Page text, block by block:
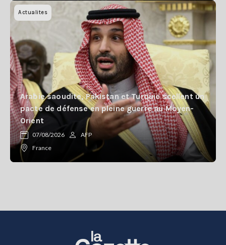
Actualites
Arabie saoudite, Pakistan et Turquie scellent un
pacte de défense en pleine guerre au Moyen-
Orient
07/08/2026
AFP
France